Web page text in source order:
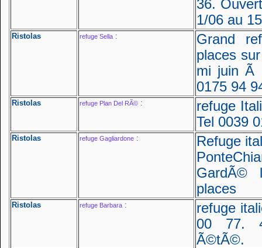
36.
1/06 au
Ristolas refuge Sella :
Grand
places
mi juin Ã
0175 94
Ristolas refuge Plan Del RÃ© :
refuge
Tel 0039
Ristolas refuge Gagliardone :
Refuge
places
Ristolas refuge Barbara :
refuge
00 77.
Ã©tÃ©.